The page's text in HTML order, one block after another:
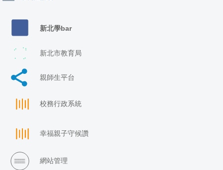
新北學bar
新北市教育局
親師生平台
校務行政系統
幸福親子守候讚
網站管理